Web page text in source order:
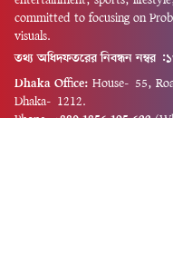
committed to focusing on
visuals.
তথ্য অধিদফতরের নিবন্ধন নম্বর
Dhaka Office: House-55,
Dhaka-1212.
Phone: +880 1856 195 622